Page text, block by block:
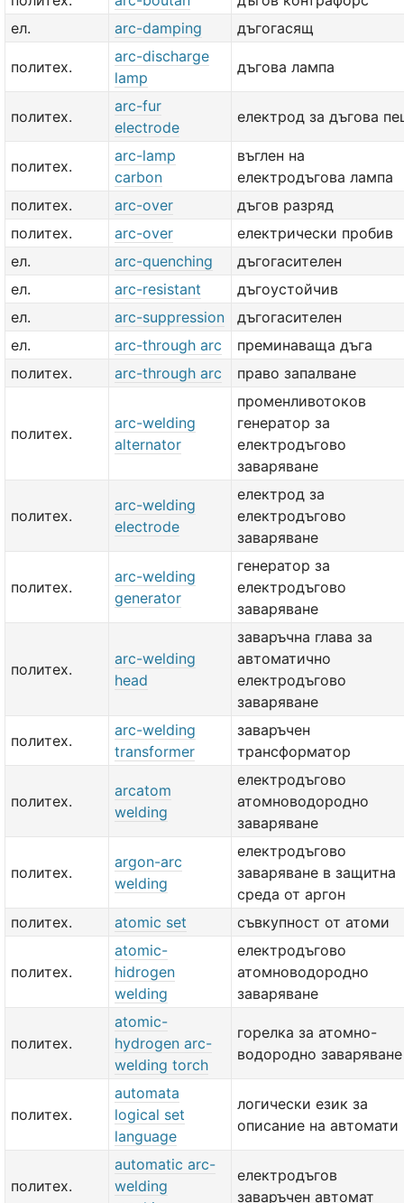
ел.
arc-damping дъгогасящ
политех.
arc-discharge
lamp
дъгова лампа
политех.
arc-fur
electrode
електрод за дъгова
политех.
arc-lamp
carbon
въглен на
електродъгова лампа
политех.
arc-over
дъгов разряд
политех.
arc-over
електрически пробив
ел.
arc-quenching
дъгогасителен
ел.
arc-resistant
дъгоустойчив
ел.
arc-suppression
дъгогасителен
ел.
arc-through arc
преминаваща дъга
политех.
arc-through arc право запалване
политех.
arc-welding
alternator
променливотоков
генератор за
електродъгово
заваряване
политех.
arc-welding
electrode
електрод за
електродъгово
заваряване
политех.
arc-welding
generator
генератор за
електродъгово
заваряване
политех.
arc-welding
head
заваръчна глава за
автоматично
електродъгово
заваряване
политех.
arc-welding
transformer
заваръчен
трансформатор
политех.
arcatom
welding
електродъгово
атомноводородно
заваряване
политех.
argon-arc
welding
електродъгово
заваряване в защитна
среда от аргон
политех.
atomic set съвкупност от атоми
политех.
atomic-
hidrogen
welding
електродъгово
атомноводородно
заваряване
политех.
atomic-
hydrogen arc-
welding torch
горелка за атомно-
водородно заваряване
политех.
automata
logical set
language
логически език за
описание на автомати
политех.
automatic arc-
welding
електродъгов
заваръчен автомат